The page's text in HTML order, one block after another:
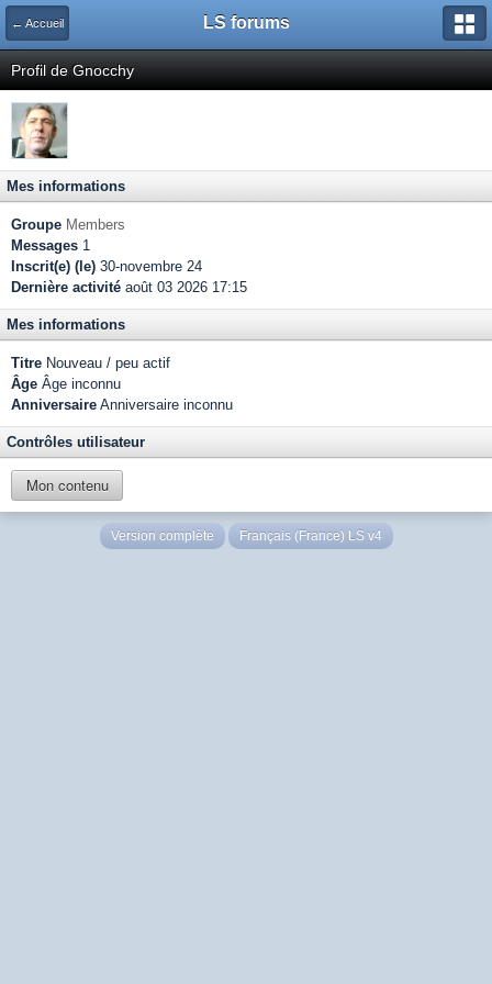
← Accueil LS forums
Profil de Gnocchy
Mes informations
Groupe Members
Messages 1
Inscrit(e) (le) 30-novembre 24
Dernière activité août 03 2026 17:15
Mes informations
Titre Nouveau / peu actif
Âge Âge inconnu
Anniversaire Anniversaire inconnu
Contrôles utilisateur
Mon contenu
Version complète Français (France) LS v4